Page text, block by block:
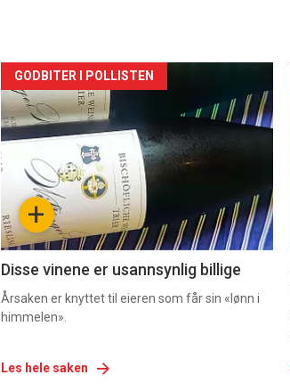
Forsiden
akkurat
nå
2 +
GODBITER I POLLISTEN
Disse vinene er usannsynlig billige
Årsaken er knyttet til eieren som får sin «lønn i
himmelen».
Les hele saken